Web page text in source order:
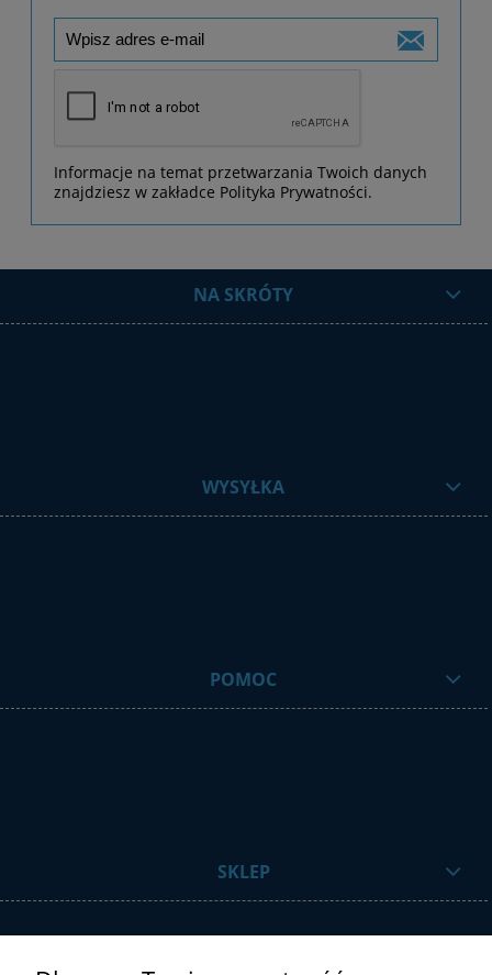
Informacje na temat przetwarzania Twoich danych
znajdziesz w zakładce Polityka Prywatności.
NA SKRÓTY
WYSYŁKA
POMOC
SKLEP